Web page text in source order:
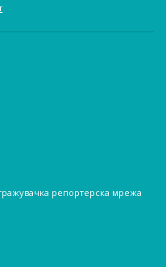
репортерска мрежа